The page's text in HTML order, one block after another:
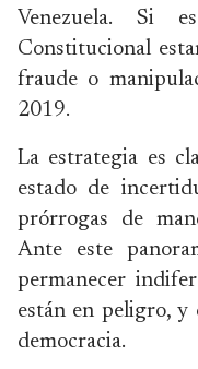
Venezuela. Si
Constitucional
fraude o
2019.
La estrategia es
estado de
prórrogas de
Ante este
permanecer
están en peligro,
democracia.